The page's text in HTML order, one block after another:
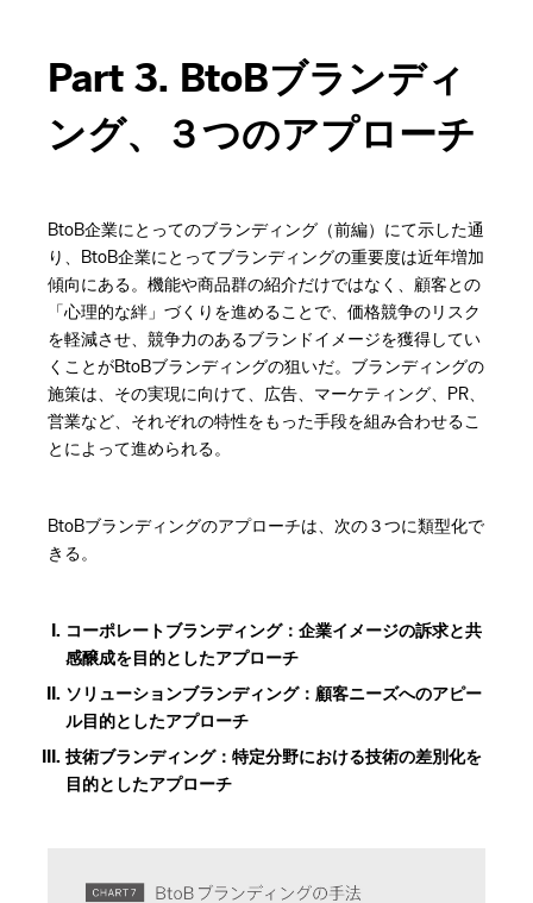
Part 3. BtoBブランディ
ング、３つのアプローチ
BtoB企業にとってのブランディング（前編）にて示した通
り、BtoB企業にとってブランディングの重要度は近年増加
傾向にある。機能や商品群の紹介だけではなく、顧客との
「心理的な絆」づくりを進めることで、価格競争のリスク
を軽減させ、競争力のあるブランドイメージを獲得してい
くことがBtoBブランディングの狙いだ。ブランディングの
施策は、その実現に向けて、広告、マーケティング、PR、
営業など、それぞれの特性をもった手段を組み合わせるこ
とによって進められる。
BtoBブランディングのアプローチは、次の３つに類型化で
きる。
コーポレートブランディング：企業イメージの訴求と共
感醸成を目的としたアプローチ
ソリューションブランディング：顧客ニーズへのアピー
ル目的としたアプローチ
技術ブランディング：特定分野における技術の差別化を
目的としたアプローチ